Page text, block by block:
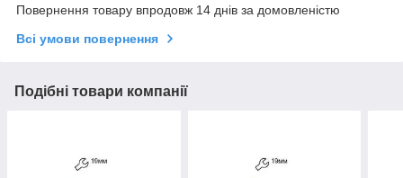
Повернення товару впродовж 14 днів за домовленістю
Всі умови повернення
Подібні товари компанії